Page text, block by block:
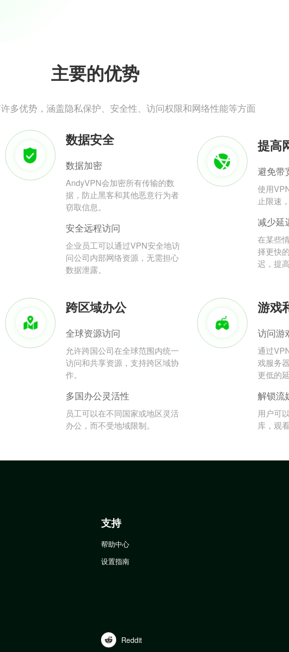
主要的优势
多优势，涵盖隐私保护、安全性、访问权限和网络性能等方面
数据安全
数据加密
AndyVPN会加密所有传输的数
据，防止黑客和其他恶意行为者
窃取信息。
安全远程访问
企业员工可以通过VPN安全地访
问公司内部网络资源，无需担心
数据泄露。
提高
避免带
使用
止限速
减少延
在某些
择更快
迟，提
跨区域办公
全球资源访问
允许跨国公司在全球范围内统一
访问和共享资源，支持跨区域协
作。
多国办公灵活性
员工可以在不同国家或地区灵活
办公，而不受地域限制。
游戏
访问游
通过
戏服务
更低的延
解锁流
用户可
库，观
支持
帮助中心
设置指南
Reddit